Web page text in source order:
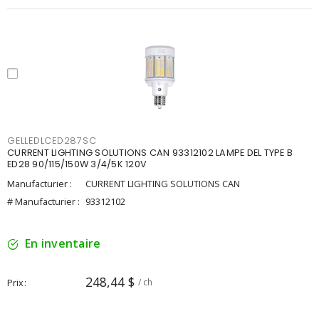
GELLEDLCED287SC
CURRENT LIGHTING SOLUTIONS CAN 93312102 LAMPE DEL TYPE B
ED28 90/115/150W 3/4/5K 120V
Manufacturier :
CURRENT LIGHTING SOLUTIONS CAN
# Manufacturier : 93312102
En inventaire
Prix 248,44 $ / ch